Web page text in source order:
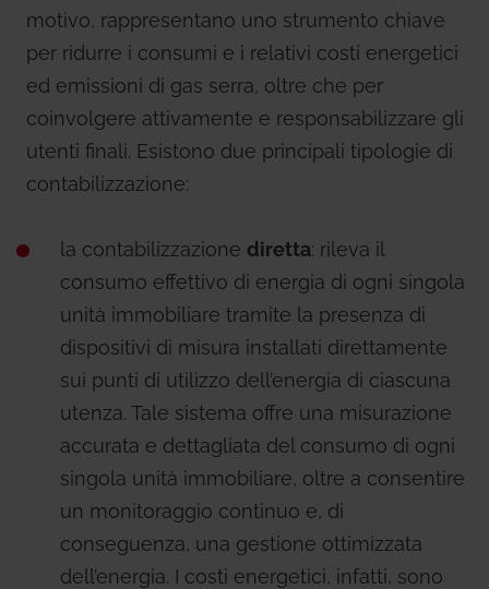
motivo, rappresentano uno strumento chiave
per ridurre i consumi e i relativi costi energetici
ed emissioni di gas serra, oltre che per
coinvolgere attivamente e responsabilizzare gli
utenti finali. Esistono due principali tipologie di
contabilizzazione:
la contabilizzazione diretta: rileva il
consumo effettivo di energia di ogni singola
unità immobiliare tramite la presenza di
dispositivi di misura installati direttamente
sui punti di utilizzo dell’energia di ciascuna
utenza. Tale sistema offre una misurazione
accurata e dettagliata del consumo di ogni
singola unità immobiliare, oltre a consentire
un monitoraggio continuo e, di
conseguenza, una gestione ottimizzata
dell’energia. I costi energetici, infatti, sono